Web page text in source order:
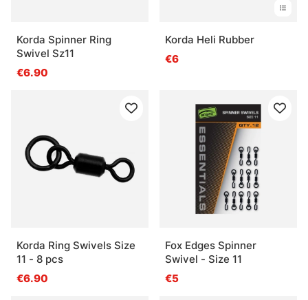
Korda Spinner Ring
Swivel Sz11
€6.90
Korda Heli Rubber
€6
Korda Ring Swivels Size
11 - 8 pcs
€6.90
Fox Edges Spinner
Swivel - Size 11
€5